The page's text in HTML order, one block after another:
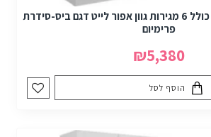
ארון רוחב 200 ס"מ כולל 6 מגירות גוון אפור לייט דגם ביס-סידרת
פרימיום
₪5,380
הוסף לסל